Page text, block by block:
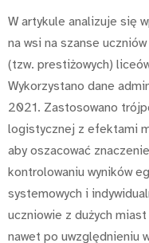
W artykule analizuje się
na wsi na szanse
(tzw. prestiżowych)
Wykorzystano dane
2021. Zastosowano
logistycznej z efektami
aby oszacować
kontrolowaniu wyników
systemowych i
uczniowie z dużych
nawet po uwzględnieniu